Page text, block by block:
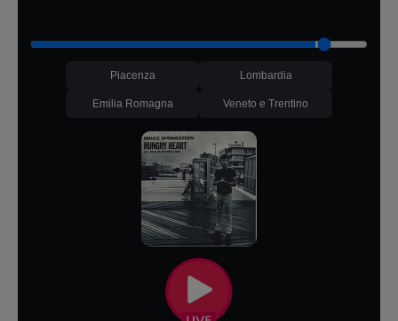
Piacenza Lombardia
Emilia Romagna Veneto e Trentino